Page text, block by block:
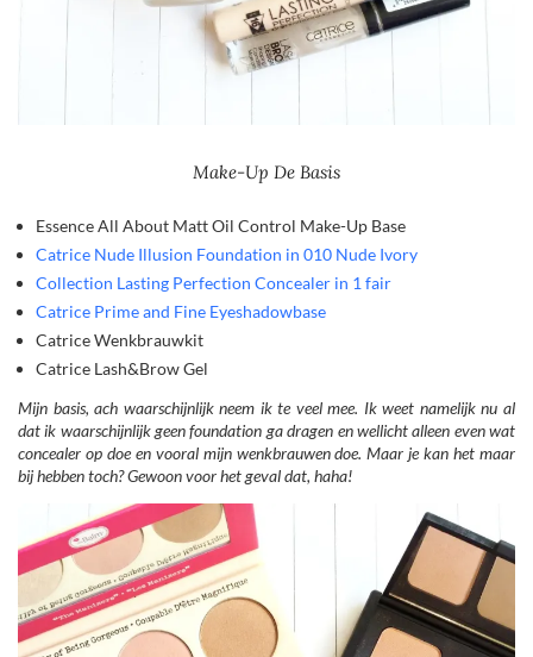
Make-Up De Basis
Essence All About Matt Oil Control Make-Up Base
Catrice Nude Illusion Foundation in 010 Nude Ivory
Collection Lasting Perfection Concealer in 1 fair
Catrice Prime and Fine Eyeshadowbase
Catrice Wenkbrauwkit
Catrice Lash&Brow Gel
Mijn basis, ach waarschijnlijk neem ik te veel mee. Ik weet namelijk nu al
dat ik waarschijnlijk geen foundation ga dragen en wellicht alleen even wat
concealer op doe en vooral mijn wenkbrauwen doe. Maar je kan het maar
bij hebben toch? Gewoon voor het geval dat, haha!